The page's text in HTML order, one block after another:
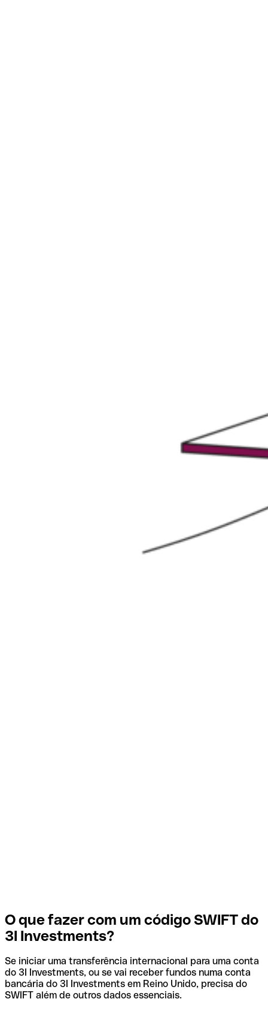
O que fazer com um código SWIFT do
3I Investments?
Se iniciar uma transferência internacional para uma conta
do 3I Investments, ou se vai receber fundos numa conta
bancária do 3I Investments em Reino Unido, precisa do
SWIFT além de outros dados essenciais.